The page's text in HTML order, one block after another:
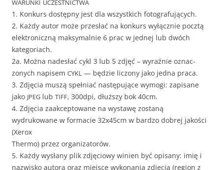
WARUNKI UCZESTNICTWA
1. Konkurs dostęp­ny jest dla wszys­t­kich fotografujących.
2. Każdy autor może przesłać na konkurs wyłącznie pocztą
elek­tron­iczną maksy­mal­nie 6 prac w jed­nej lub dwóch
kategoriach.
2a. Moż­na nadesłać cykl 3 lub 5 zdjęć – wyraźnie oznac­
zonych napisem CYKL — będzie lic­zony jako jed­na praca.
3. Zdję­cia muszą speł­ni­ać następu­jące wymo­gi: zapisane
jako JPEG lub TIFF, 300dpi, dłuższy bok 40cm.
4. Zdję­cia zaak­cep­towane na wys­tawę zostaną
wydrukowane w for­ma­cie 32x45cm w bard­zo dobrej jakoś­ci
(Xerox
Ther­mo) przez organizatorów.
5. Każdy wysłany plik zdję­ciowy winien być opisany: imię i
nazwisko auto­ra oraz miejsce wyko­na­nia zdję­cia (region z